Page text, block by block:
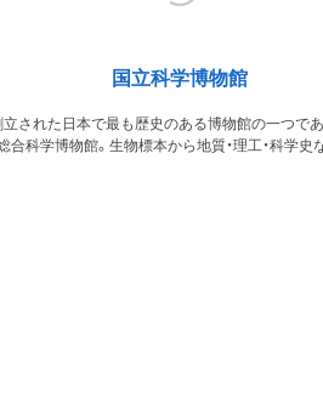
国立科学博物館
立された日本で最も歴史のある博物館の一つであ
合科学博物館。生物標本から地質・理工・科学